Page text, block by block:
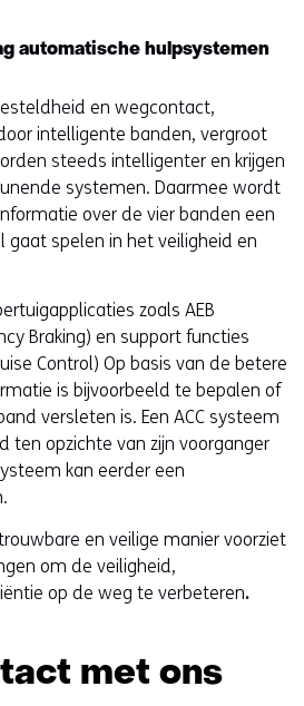
automatische hulpsystemen
en wegcontact,
intelligente banden, vergroot
steeds intelligenter en krijgen
systemen. Daarmee wordt
over de vier banden een
gaat spelen in het veiligheid en
zoals AEB
Braking) en support functies
Control) Op basis van de betere
is bijvoorbeeld te bepalen of
versleten is. Een ACC systeem
ten opzichte van zijn voorganger
kan eerder een
en veilige manier voorziet
om de veiligheid,
op de weg te verbeteren.
met ons